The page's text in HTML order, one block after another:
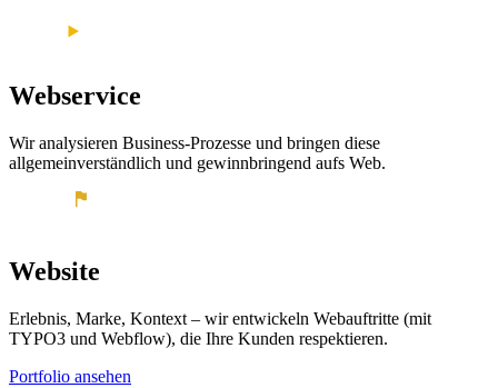
Webservice
Wir analysieren Business-Prozesse und bringen diese
allgemeinverständlich und gewinnbringend aufs Web.
Website
Erlebnis, Marke, Kontext – wir entwickeln Webauftritte (mit
TYPO3 und Webflow), die Ihre Kunden respektieren.
Portfolio ansehen